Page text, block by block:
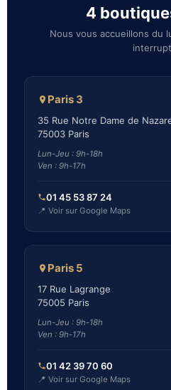
4
Nous vous accueillons du
Paris 3
35 Rue Notre Dame de
75003 Paris
Lun-Jeu : 9h-18h
Ven : 9h-17h
01 45 53 87 24
📍 Voir sur Google Maps
Paris 5
17 Rue Lagrange
75005 Paris
Lun-Jeu : 9h-18h
Ven : 9h-17h
01 42 39 70 60
📍 Voir sur Google Maps